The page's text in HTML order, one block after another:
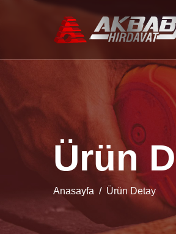
Ürün D
Anasayfa Ürün Detay